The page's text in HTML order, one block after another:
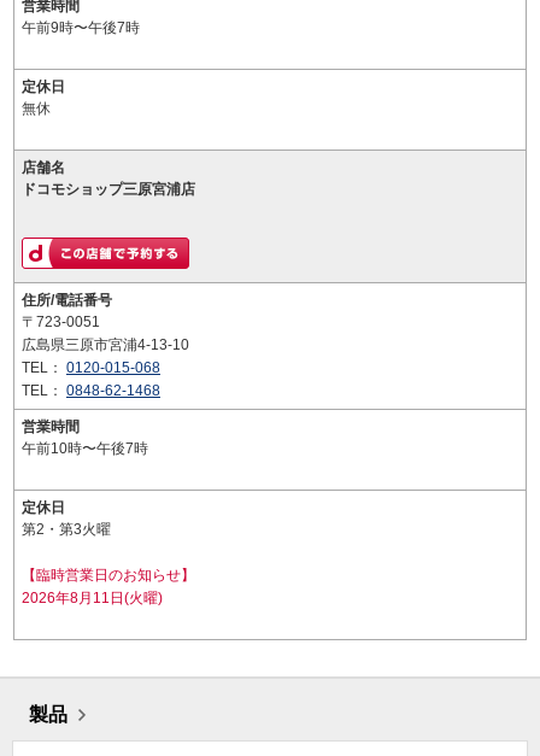
営業時間
午前9時〜午後7時
定休日
無休
店舗名
ドコモショップ三原宮浦店
住所/電話番号
〒723-0051
広島県三原市宮浦4-13-10
TEL： 0120-015-068
TEL： 0848-62-1468
営業時間
午前10時〜午後7時
定休日
第2・第3火曜
【臨時営業日のお知らせ】
2026年8月11日(火曜)
製品